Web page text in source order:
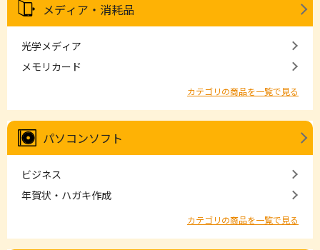
メディア・消耗品
光学メディア
メモリカード
カテゴリの商品を一覧で見る
パソコンソフト
ビジネス
年賀状・ハガキ作成
カテゴリの商品を一覧で見る